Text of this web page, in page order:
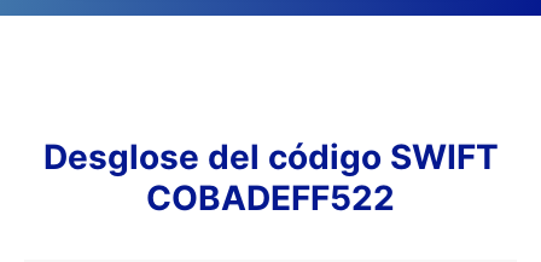
Desglose del código SWIFT
COBADEFF522